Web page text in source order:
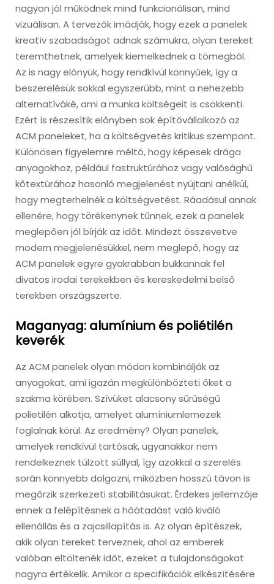
nagyon jól működnek mind funkcionálisan, mind
vizuálisan. A tervezők imádják, hogy ezek a panelek
kreatív szabadságot adnak számukra, olyan tereket
teremthetnek, amelyek kiemelkednek a tömegből.
Az is nagy előnyük, hogy rendkívül könnyűek, így a
beszerelésük sokkal egyszerűbb, mint a nehezebb
alternatíváké, ami a munka költségeit is csökkenti.
Ezért is részesítik előnyben sok építővállalkozó az
ACM paneleket, ha a költségvetés kritikus szempont.
Különösen figyelemre méltó, hogy képesek drága
anyagokhoz, például fastruktúrához vagy valósághű
kőtextúrához hasonló megjelenést nyújtani anélkül,
hogy megterhelnék a költségvetést. Ráadásul annak
ellenére, hogy törékenynek tűnnek, ezek a panelek
meglepően jól bírják az időt. Mindezt összevetve
modern megjelenésükkel, nem meglepő, hogy az
ACM panelek egyre gyakrabban bukkannak fel
divatos irodai terekekben és kereskedelmi belső
terekben országszerte.
Maganyag: alumínium és poliétilén
keverék
Az ACM panelek olyan módon kombinálják az
anyagokat, ami igazán megkülönbözteti őket a
szakma körében. Szívüket alacsony sűrűségű
polietilén alkotja, amelyet alumíniumlemezek
foglalnak körül. Az eredmény? Olyan panelek,
amelyek rendkívül tartósak, ugyanakkor nem
rendelkeznek túlzott súllyal, így azokkal a szerelés
során könnyebb dolgozni, miközben hosszú távon is
megőrzik szerkezeti stabilitásukat. Érdekes jellemzője
ennek a felépítésnek a hőátadást való kiváló
ellenállás és a zajcsillapítás is. Az olyan építészek,
akik olyan tereket terveznek, ahol az emberek
valóban eltöltenék időt, ezeket a tulajdonságokat
nagyra értékelik. Amikor a specifikációk elkészítésére